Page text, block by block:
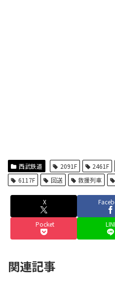
西武鉄道 2091F 2461F
6117F
回送 救援列車
X
Pocket
関連記事